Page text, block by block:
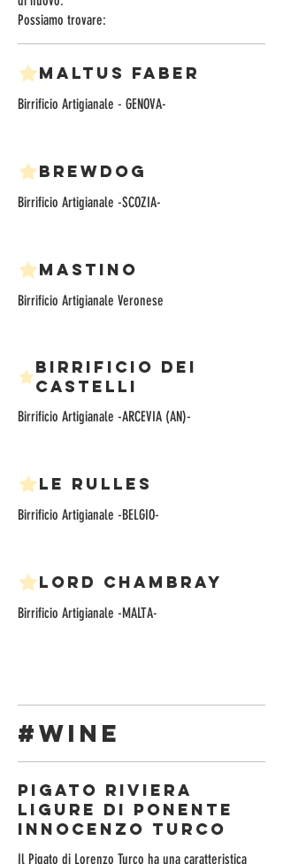
Possiamo trovare:
Maltus Faber
Birrificio Artigianale - GENOVA-
BrewDog
Birrificio Artigianale -SCOZIA-
Mastino
Birrificio dei
Castelli
Birrificio Artigianale -ARCEVIA (AN)-
Le Rulles
Birrificio Artigianale -BELGIO-
Lord Chambray
Birrificio Artigianale -MALTA-
#WINE
PIGATO RIVIERA
LIGURE DI PONENTE
INNOCENZO TURCO
Il Pigato di Lorenzo Turco ha una caratteristica